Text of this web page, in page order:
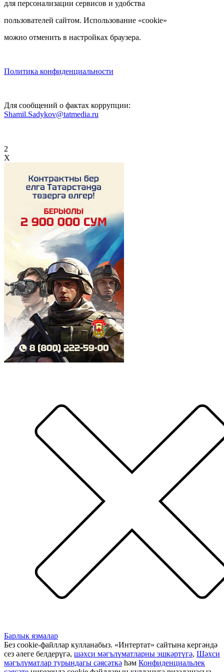
для персонализации сервисов и удобства
пользователей сайтом. Использование «cookie»
можно отменить в настройках браузера.
Политика конфиденциальности
Для сообщений о фактах коррупции:
Shamil.Sadykov@tatmedia.ru
2
X
Барлык язмалар
Без cookie-файллар кулланабыз. «Интертат» сайтына кергәндә
сез әлеге белдерүгә, шәхси мәгълүматларны эшкәртүгә, Шәхси
мәгълүматлар турындагы сәясәткә һәм Конфиденциальлек